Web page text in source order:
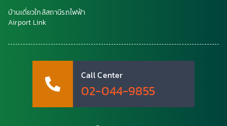
บ้านเดี่ยวใกล้สถานีรถไฟฟ้า
Airport Link
Call Center
02-044-9855